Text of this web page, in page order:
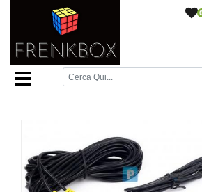
Home Page /Monitor e telecamere
Telecamera retromarcia camper auto
speculare a colori cavo 5m